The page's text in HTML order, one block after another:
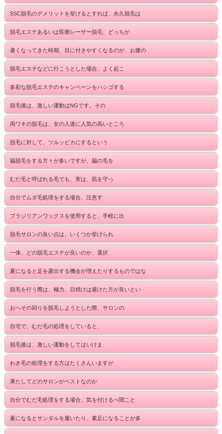
SSC脱毛のデメリットを挙げるとすれば、永久脱毛は
脱毛エステあるいは医療レーザー脱毛、どっちが
暑くなってきた時期、目に付きやすくなるのが、お膝の
脱毛エステなどに行こうとした場合、よく起こ
多彩な脱毛エステのキャンペーンをハシゴする
脱毛後は、激しい運動はNGです。その
両ワキの脱毛は、女の人達に人気の高いところ
脱毛に対して、ツルッピカにするという
脇脱毛をする方々が多いですが、脇の毛を
むだ毛と呼ばれる毛でも、実は、肌を守っ
自分でムダ毛処理をする場合、注意す
ブラジリアンワックスを使用すると、手軽に出
脱毛サロンの良い点は、いくつか挙げられ
一体、どの脱毛エステが良いのか、選択
夏になると足を露出する機会が増えたりするものではな
脱毛を行う際は、極力、日焼けは避けた方が良いとい
おへその回りを脱毛しようとした際、サロンの
自宅で、むだ毛の処理をしていると、
脱毛後は、激しい運動をしてはいけま
わき毛の処理をする方はたくさんいますが
果たしてどのサロンがベストなのか
自分でむだ毛処理をする場合、気を付けるべ聞こと
夏になるとサンダルを履いたり、素足になることが多